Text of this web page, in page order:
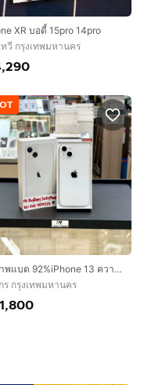
XR บอดี้ 15pro 14pro
ทวี กรุงเทพมหานคร
สุขภาพแบต 92%iPhone 13 ความจุ 128G สีขาวเครื่องสวยมาก
ร กรุงเทพมหานคร